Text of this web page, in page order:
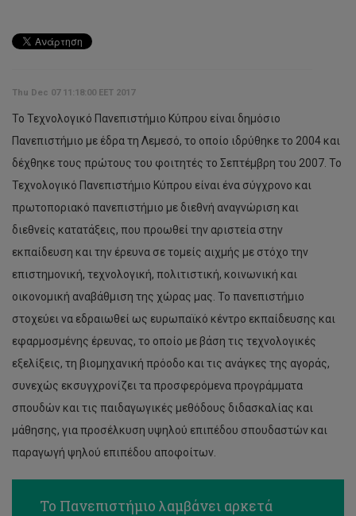
Thu Dec 07 11:18:00 EET 2017
Το Τεχνολογικό Πανεπιστήμιο Κύπρου είναι δημόσιο
Πανεπιστήμιο με έδρα τη Λεμεσό, το οποίο ιδρύθηκε το 2004 και
δέχθηκε τους πρώτους του φοιτητές το Σεπτέμβρη του 2007. Το
Τεχνολογικό Πανεπιστήμιο Κύπρου είναι ένα σύγχρονο και
πρωτοποριακό πανεπιστήμιο με διεθνή αναγνώριση και
διεθνείς κατατάξεις, που προωθεί την αριστεία στην
εκπαίδευση και την έρευνα σε τομείς αιχμής με στόχο την
επιστημονική, τεχνολογική, πολιτιστική, κοινωνική και
οικονομική αναβάθμιση της χώρας μας. Το πανεπιστήμιο
στοχεύει να εδραιωθεί ως ευρωπαϊκό κέντρο εκπαίδευσης και
εφαρμοσμένης έρευνας, το οποίο με βάση τις τεχνολογικές
εξελίξεις, τη βιομηχανική πρόοδο και τις ανάγκες της αγοράς,
συνεχώς εκσυγχρονίζει τα προσφερόμενα προγράμματα
σπουδών και τις παιδαγωγικές μεθόδους διδασκαλίας και
μάθησης, για προσέλκυση υψηλού επιπέδου σπουδαστών και
παραγωγή ψηλού επιπέδου αποφοίτων.
Το Πανεπιστήμιο λαμβάνει αρκετά